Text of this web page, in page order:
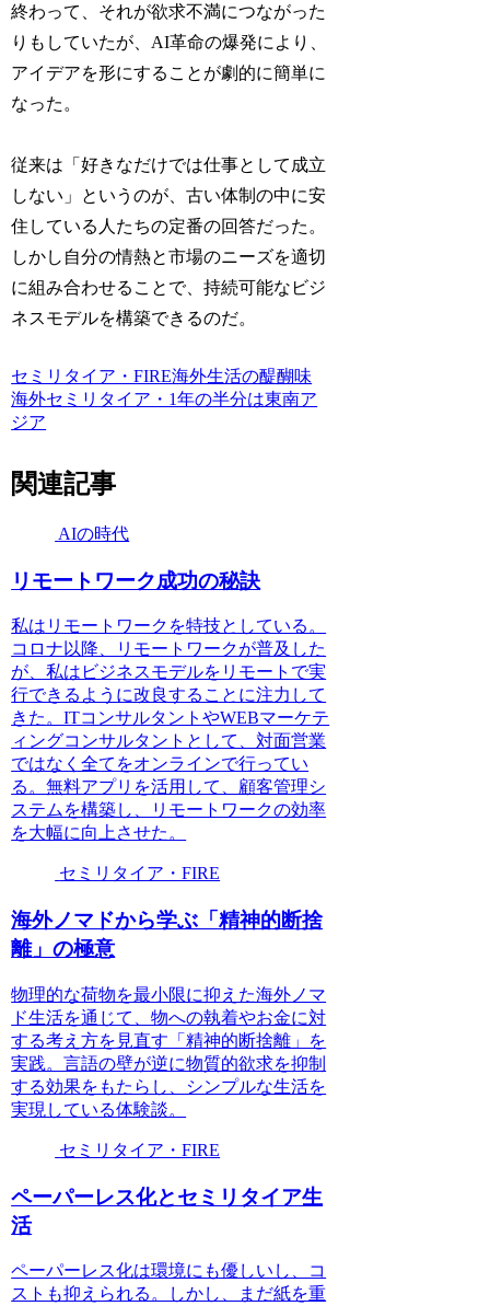
終わって、それが欲求不満につながった
りもしていたが、AI革命の爆発により、
アイデアを形にすることが劇的に簡単に
なった。
従来は「好きなだけでは仕事として成立
しない」というのが、古い体制の中に安
住している人たちの定番の回答だった。
しかし自分の情熱と市場のニーズを適切
に組み合わせることで、持続可能なビジ
ネスモデルを構築できるのだ。
セミリタイア・FIRE海外生活の醍醐味
海外セミリタイア・1年の半分は東南ア
ジア
関連記事
AIの時代
リモートワーク成功の秘訣
私はリモートワークを特技としている。
コロナ以降、リモートワークが普及した
が、私はビジネスモデルをリモートで実
行できるように改良することに注力して
きた。ITコンサルタントやWEBマーケテ
ィングコンサルタントとして、対面営業
ではなく全てをオンラインで行ってい
る。無料アプリを活用して、顧客管理シ
ステムを構築し、リモートワークの効率
を大幅に向上させた。
セミリタイア・FIRE
海外ノマドから学ぶ「精神的断捨
離」の極意
物理的な荷物を最小限に抑えた海外ノマ
ド生活を通じて、物への執着やお金に対
する考え方を見直す「精神的断捨離」を
実践。言語の壁が逆に物質的欲求を抑制
する効果をもたらし、シンプルな生活を
実現している体験談。
セミリタイア・FIRE
ペーパーレス化とセミリタイア生
活
ペーパーレス化は環境にも優しいし、コ
ストも抑えられる。しかし、まだ紙を重